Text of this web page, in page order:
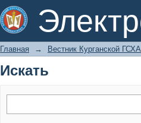
Искать
Главная → Вестник Курганской ГСХА
Искать